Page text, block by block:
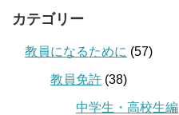
カテゴリー
教員になるために (57)
教員免許 (38)
中学生・高校生編